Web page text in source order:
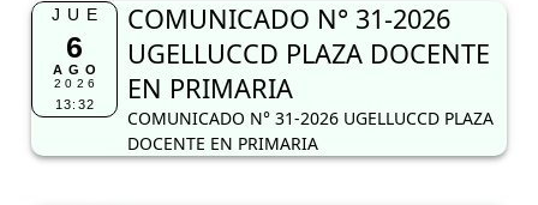
JUE
6
AGO
2026
13:32
COMUNICADO N° 31-2026
UGELLUCCD PLAZA DOCENTE
EN PRIMARIA
COMUNICADO N° 31-2026 UGELLUCCD PLAZA
DOCENTE EN PRIMARIA